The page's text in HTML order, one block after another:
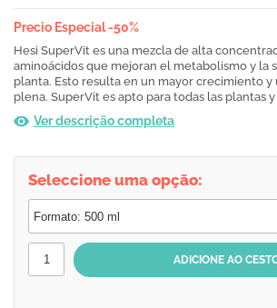
Precio Especial -50%
Hesi SuperVit es una mezcla de alta
aminoácidos que mejoran el metabolismo y la
planta. Esto resulta en un mayor crecimiento y
plena. SuperVit es apto para todas las plantas
Ver descrição completa
Seleccione uma opção: